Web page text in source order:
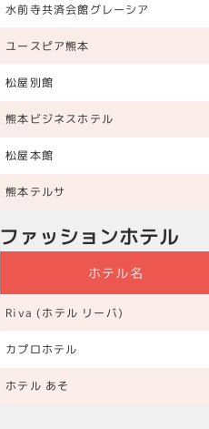
水前寺共済会館グレーシア
ユースピア熊本
松屋別館
熊本ビジネスホテル
松屋本館
熊本テルサ
ファッションホテル
ホテル名
Riva (ホテル リーバ)
カプロホテル
ホテル あそ